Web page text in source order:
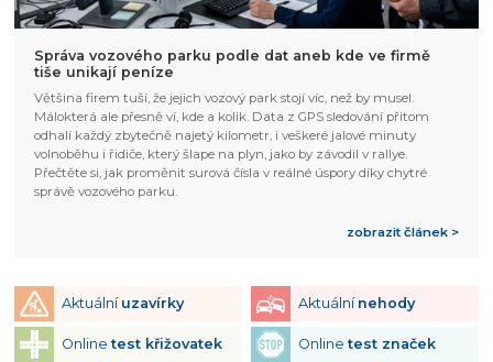
Správa vozového parku podle dat aneb kde ve firmě
tiše unikají peníze
Většina firem tuší, že jejich vozový park stojí víc, než by musel.
Málokterá ale přesně ví, kde a kolik. Data z GPS sledování přitom
odhalí každý zbytečně najetý kilometr, i veškeré jalové minuty
volnoběhu i řidiče, který šlape na plyn, jako by závodil v rallye.
Přečtěte si, jak proměnit surová čísla v reálné úspory díky chytré
správě vozového parku.
zobrazit článek >
Aktuální uzavírky Aktuální nehody
Onlinetest křižovatek Onlinetest značek